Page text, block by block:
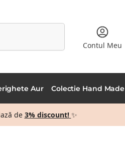
Caută
Contul Meu
Aur Colectie Hand Made
de 3% discount! ✨